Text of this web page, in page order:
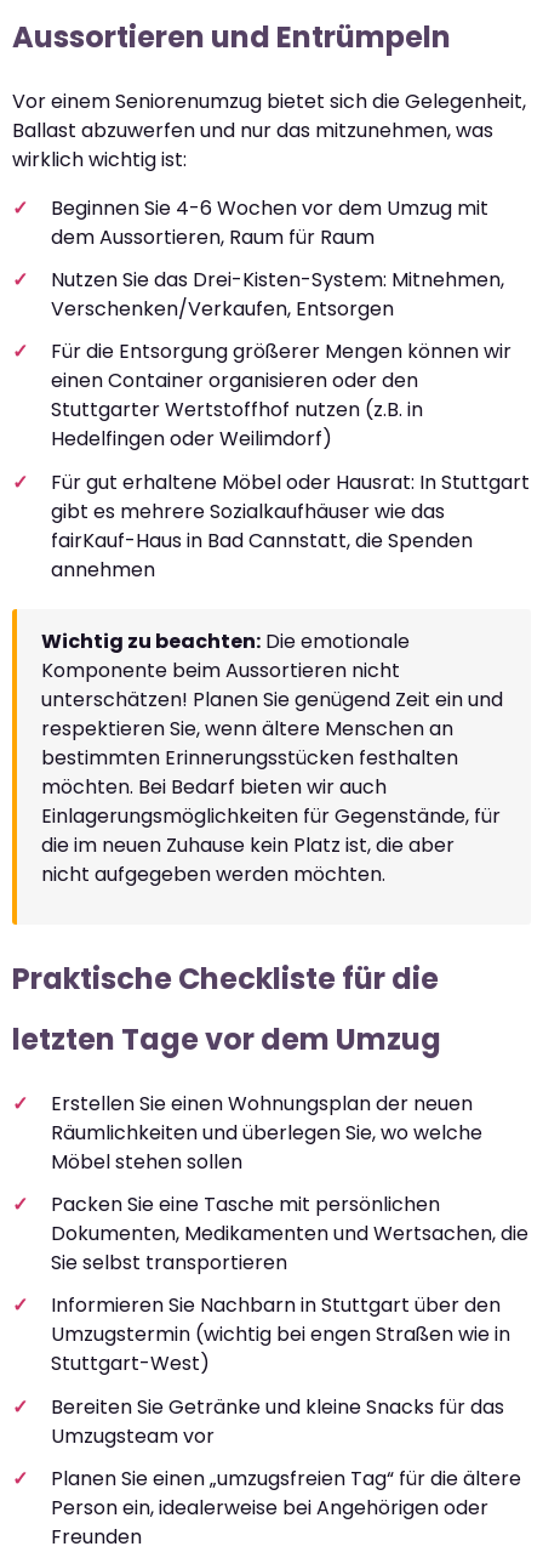
Aussortieren und Entrümpeln
Vor einem Seniorenumzug bietet sich die Gelegenheit,
Ballast abzuwerfen und nur das mitzunehmen, was
wirklich wichtig ist:
Beginnen Sie 4-6 Wochen vor dem Umzug mit
dem Aussortieren, Raum für Raum
Nutzen Sie das Drei-Kisten-System: Mitnehmen,
Verschenken/Verkaufen, Entsorgen
Für die Entsorgung größerer Mengen können wir
einen Container organisieren oder den
Stuttgarter Wertstoffhof nutzen (z.B. in
Hedelfingen oder Weilimdorf)
Für gut erhaltene Möbel oder Hausrat: In Stuttgart
gibt es mehrere Sozialkaufhäuser wie das
fairKauf-Haus in Bad Cannstatt, die Spenden
annehmen
Wichtig zu beachten: Die emotionale
Komponente beim Aussortieren nicht
unterschätzen! Planen Sie genügend Zeit ein und
respektieren Sie, wenn ältere Menschen an
bestimmten Erinnerungsstücken festhalten
möchten. Bei Bedarf bieten wir auch
Einlagerungsmöglichkeiten für Gegenstände, für
die im neuen Zuhause kein Platz ist, die aber
nicht aufgegeben werden möchten.
Praktische Checkliste für die
letzten Tage vor dem Umzug
Erstellen Sie einen Wohnungsplan der neuen
Räumlichkeiten und überlegen Sie, wo welche
Möbel stehen sollen
Packen Sie eine Tasche mit persönlichen
Dokumenten, Medikamenten und Wertsachen, die
Sie selbst transportieren
Informieren Sie Nachbarn in Stuttgart über den
Umzugstermin (wichtig bei engen Straßen wie in
Stuttgart-West)
Bereiten Sie Getränke und kleine Snacks für das
Umzugsteam vor
Planen Sie einen „umzugsfreien Tag“ für die ältere
Person ein, idealerweise bei Angehörigen oder
Freunden